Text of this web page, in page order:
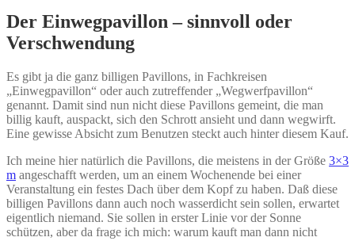
Der Einwegpavillon – sinnvoll oder
Verschwendung
Es gibt ja die ganz billigen Pavillons, in Fachkreisen
„Einwegpavillon“ oder auch zutreffender „Wegwerfpavillon“
genannt. Damit sind nun nicht diese Pavillons gemeint, die man
billig kauft, auspackt, sich den Schrott ansieht und dann wegwirft.
Eine gewisse Absicht zum Benutzen steckt auch hinter diesem Kauf.
Ich meine hier natürlich die Pavillons, die meistens in der Größe 3×3
m angeschafft werden, um an einem Wochenende bei einer
Veranstaltung ein festes Dach über dem Kopf zu haben. Daß diese
billigen Pavillons dann auch noch wasserdicht sein sollen, erwartet
eigentlich niemand. Sie sollen in erster Linie vor der Sonne
schützen, aber da frage ich mich: warum kauft man dann nicht